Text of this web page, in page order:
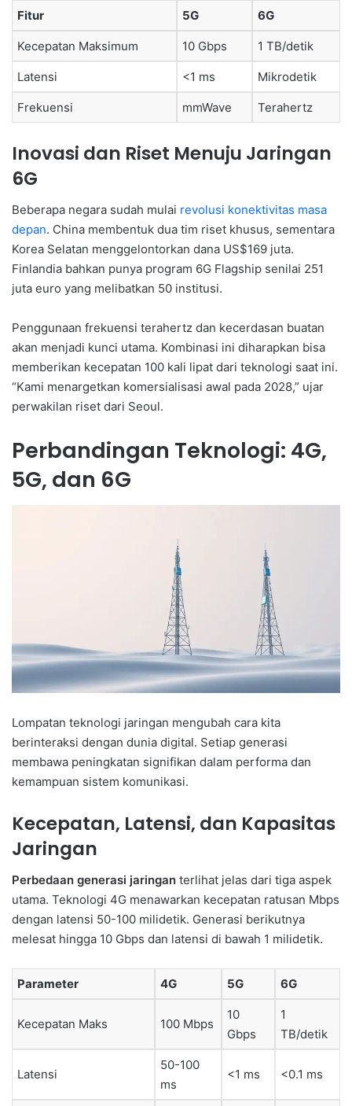
Fitur 5G 6G
Kecepatan Maksimum 10 Gbps 1 TB/detik
Latensi <1 ms Mikrodetik
Frekuensi mmWave Terahertz
Inovasi dan Riset Menuju Jaringan
6G
Beberapa negara sudah mulai revolusi konektivitas masa
depan. China membentuk dua tim riset khusus, sementara
Korea Selatan menggelontorkan dana US$169 juta.
Finlandia bahkan punya program 6G Flagship senilai 251
juta euro yang melibatkan 50 institusi.
Penggunaan frekuensi terahertz dan kecerdasan buatan
akan menjadi kunci utama. Kombinasi ini diharapkan bisa
memberikan kecepatan 100 kali lipat dari teknologi saat ini.
“Kami menargetkan komersialisasi awal pada 2028,” ujar
perwakilan riset dari Seoul.
Perbandingan Teknologi: 4G,
5G, dan 6G
Lompatan teknologi jaringan mengubah cara kita
berinteraksi dengan dunia digital. Setiap generasi
membawa peningkatan signifikan dalam performa dan
kemampuan sistem komunikasi.
Kecepatan, Latensi, dan Kapasitas
Jaringan
Perbedaan generasi jaringan terlihat jelas dari tiga aspek
utama. Teknologi 4G menawarkan kecepatan ratusan Mbps
dengan latensi 50-100 milidetik. Generasi berikutnya
melesat hingga 10 Gbps dan latensi di bawah 1 milidetik.
Parameter 4G 5G 6G
Kecepatan Maks 100 Mbps
10
Gbps
1
TB/detik
Latensi
50-100
ms
<1 ms <0.1 ms